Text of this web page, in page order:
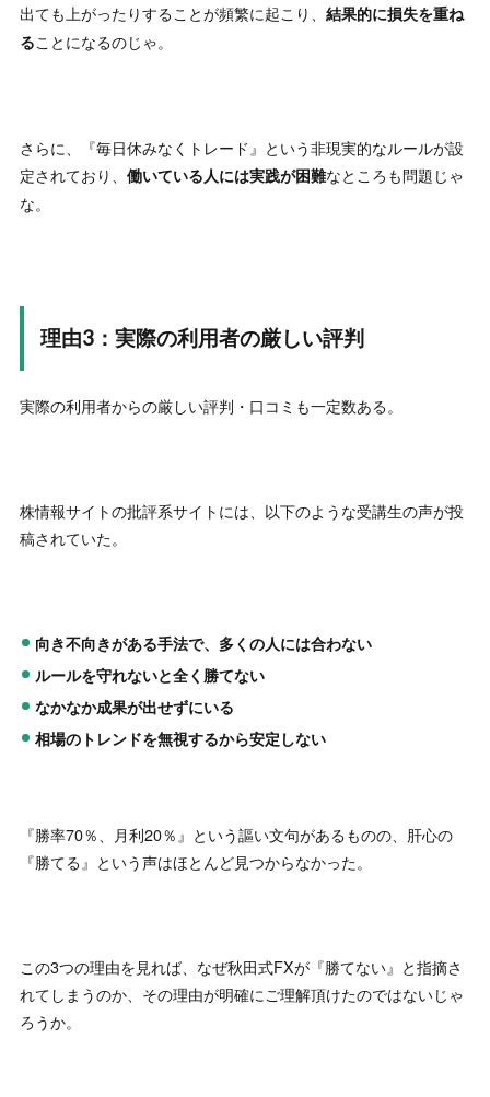
出ても上がったりすることが頻繁に起こり、 結果的に損失を重ね
ることになるのじゃ。
さらに、『毎日休みなくトレード』という非現実的なルールが設
定されており、 働いている人には実践が困難なところも問題じゃ
な。
理由3：実際の利用者の厳しい評判
実際の利用者からの厳しい評判・口コミも一定数ある。
株情報サイトの批評系サイトには、以下のような受講生の声が投
稿されていた。
向き不向きがある手法で、多くの人には合わない
ルールを守れないと全く勝てない
なかなか成果が出せずにいる
相場のトレンドを無視するから安定しない
『勝率70％、月利20％』という謳い文句があるものの、肝心の
『勝てる』という声はほとんど見つからなかった。
この3つの理由を見れば、なぜ秋田式FXが『勝てない』と指摘さ
れてしまうのか、その理由が明確にご理解頂けたのではないじゃ
ろうか。